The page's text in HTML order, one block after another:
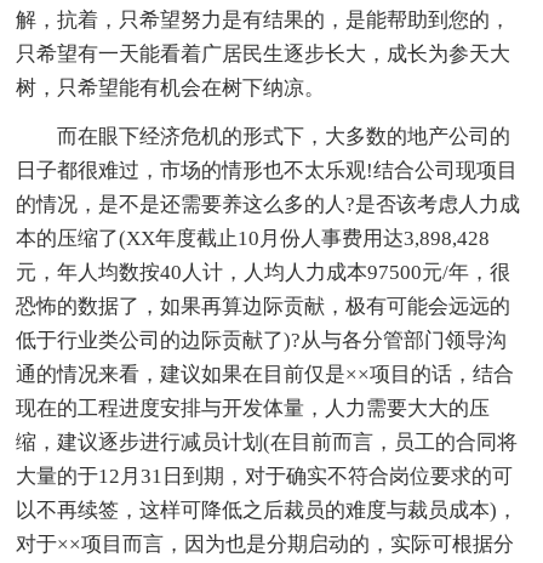
解，抗着，只希望努力是有结果的，是能帮助到您的，
只希望有一天能看着广居民生逐步长大，成长为参天大
树，只希望能有机会在树下纳凉。
而在眼下经济危机的形式下，大多数的地产公司的
日子都很难过，市场的情形也不太乐观!结合公司现项目
的情况，是不是还需要养这么多的人?是否该考虑人力成
本的压缩了(XX年度截止10月份人事费用达3,898,428
元，年人均数按40人计，人均人力成本97500元/年，很
恐怖的数据了，如果再算边际贡献，极有可能会远远的
低于行业类公司的边际贡献了)?从与各分管部门领导沟
通的情况来看，建议如果在目前仅是××项目的话，结合
现在的工程进度安排与开发体量，人力需要大大的压
缩，建议逐步进行减员计划(在目前而言，员工的合同将
大量的于12月31日到期，对于确实不符合岗位要求的可
以不再续签，这样可降低之后裁员的难度与裁员成本)，
对于××项目而言，因为也是分期启动的，实际可根据分